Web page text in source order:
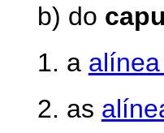
b) do
1. a alínea
2. as